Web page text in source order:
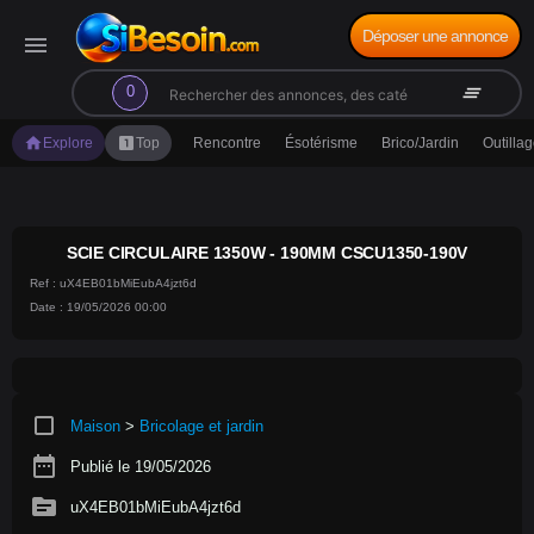
menu
0
search clear_all
Déposer une annonce
home Explore looks_oneTop Rencontre Ésotérisme Brico/Jardin
SCIE CIRCULAIRE 1350W - 190MM CSCU1350-190V
Ref : uX4EB01bMiEubA4jzt6d
Date : 19/05/2026 00:00
crop_square Maison > Bricolage et jardin
date_range Publié le 19/05/2026
source uX4EB01bMiEubA4jzt6d